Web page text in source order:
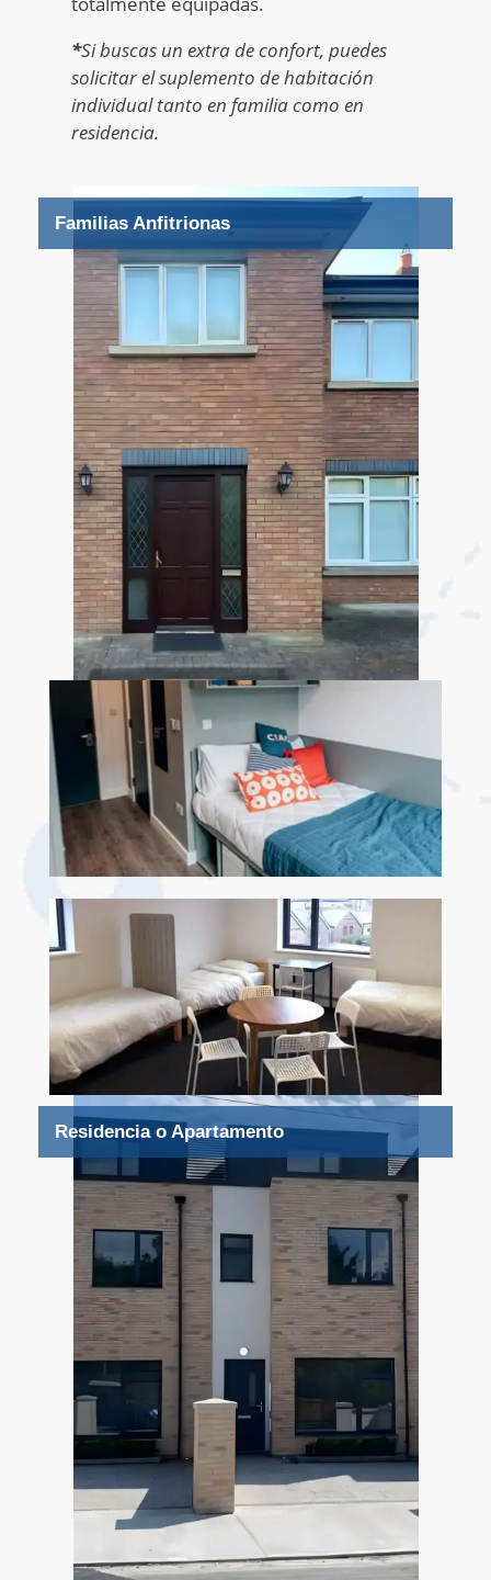
*Si buscas un extra de confort, puedes
solicitar el suplemento de habitación
individual tanto en familia como en
residencia.
Familias Anfitrionas
Residencia o Apartamento